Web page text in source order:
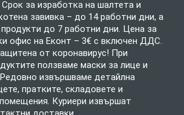
Срок за изработка на шалтета и
завивка – до 14 работни дни, а
до 7 работни дни. Цена за
офис на Еконт – 3€ с включен ДДС.
от коронавирус! При
ползваме маски за лице и
извършваме детайлна
пратките, складовете и
Куриери извършат